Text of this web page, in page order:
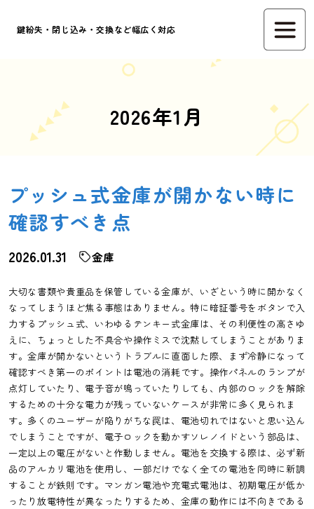
鍵紛失・閉じ込み・交換など幅広く対応
2026年1月
プッシュ式金庫が開かない時に
確認すべき点
2026.01.31 金庫
大切な書類や貴重品を保管している金庫が、いざという時に開かなく
なってしまうほど焦る事態はありません。特に暗証番号をボタンで入
力するプッシュ式、いわゆるテンキー式金庫は、その利便性の高さゆ
えに、ちょっとした不具合や操作ミスで沈黙してしまうことがありま
す。金庫が開かないというトラブルに直面した際、まず冷静になって
確認すべき第一のポイントは電池の消耗です。操作パネルのランプが
点灯していたり、電子音が鳴っていたりしても、内部のロックを解除
するための十分な電力が残っていないケースが非常に多く見られま
す。多くのユーザーが陥りがちな罠は、電池切れではないと思い込ん
でしまうことですが、電子ロックを動かすソレノイドという部品は、
一定以上の電圧がないと作動しません。電池を交換する際は、必ず新
品のアルカリ電池を使用し、一部だけでなく全ての電池を同時に新調
することが鉄則です。マンガン電池や充電式電池は、初期電圧が低か
ったり放電特性が異なったりするため、金庫の動作には不向きである